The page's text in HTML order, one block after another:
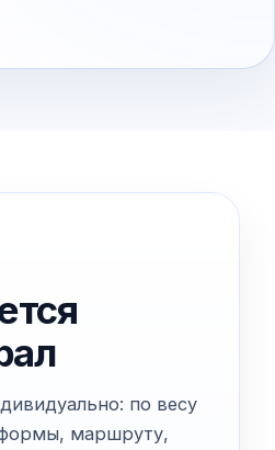
по весу
маршруту,